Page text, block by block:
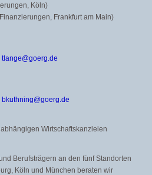
Köln)
Frankfurt am Main)
tlange@goerg.de
bkuthning@goerg.de
Wirtschaftskanzleien
Berufsträgern an den fünf Standorten
Köln und München beraten wir